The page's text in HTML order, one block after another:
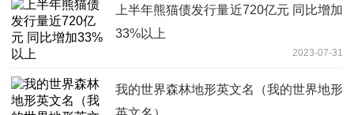
上半年熊猫债发行量近720亿元 同比增加
33%以上
2023-07-31
我的世界森林地形英文名（我的世界地形